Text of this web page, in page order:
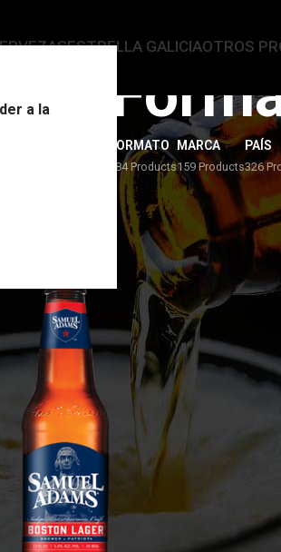
a la
ESTRELLA GALICIAOTROS
FORMATO
284 Products
MARCA
159 Products
PAÍS
326